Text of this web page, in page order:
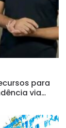
para
via